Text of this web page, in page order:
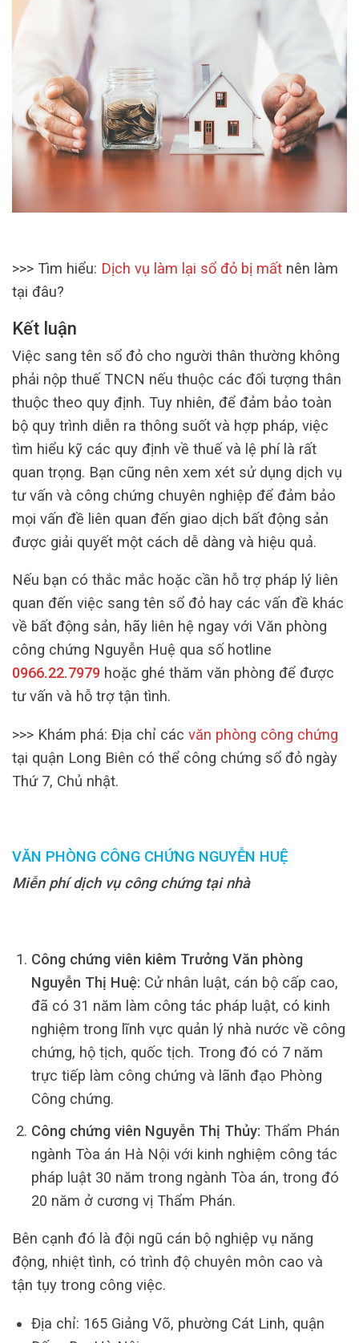
>>> Tìm hiểu: Dịch vụ làm lại sổ đỏ bị mất nên làm
tại đâu?
Kết luận
Việc sang tên sổ đỏ cho người thân thường không
phải nộp thuế TNCN nếu thuộc các đối tượng thân
thuộc theo quy định. Tuy nhiên, để đảm bảo toàn
bộ quy trình diễn ra thông suốt và hợp pháp, việc
tìm hiểu kỹ các quy định về thuế và lệ phí là rất
quan trọng. Bạn cũng nên xem xét sử dụng dịch vụ
tư vấn và công chứng chuyên nghiệp để đảm bảo
mọi vấn đề liên quan đến giao dịch bất động sản
được giải quyết một cách dễ dàng và hiệu quả.
Nếu bạn có thắc mắc hoặc cần hỗ trợ pháp lý liên
quan đến việc sang tên sổ đỏ hay các vấn đề khác
về bất động sản, hãy liên hệ ngay với Văn phòng
công chứng Nguyễn Huệ qua số hotline
0966.22.7979 hoặc ghé thăm văn phòng để được
tư vấn và hỗ trợ tận tình.
>>> Khám phá: Địa chỉ các văn phòng công chứng
tại quận Long Biên có thể công chứng sổ đỏ ngày
Thứ 7, Chủ nhật.
VĂN PHÒNG CÔNG CHỨNG NGUYỄN HUỆ
Miễn phí dịch vụ công chứng tại nhà
Công chứng viên kiêm Trưởng Văn phòng
Nguyễn Thị Huệ: Cử nhân luật, cán bộ cấp cao,
đã có 31 năm làm công tác pháp luật, có kinh
nghiệm trong lĩnh vực quản lý nhà nước về công
chứng, hộ tịch, quốc tịch. Trong đó có 7 năm
trực tiếp làm công chứng và lãnh đạo Phòng
Công chứng.
Công chứng viên Nguyễn Thị Thủy: Thẩm Phán
ngành Tòa án Hà Nội với kinh nghiệm công tác
pháp luật 30 năm trong ngành Tòa án, trong đó
20 năm ở cương vị Thẩm Phán.
Bên cạnh đó là đội ngũ cán bộ nghiệp vụ năng
động, nhiệt tình, có trình độ chuyên môn cao và
tận tụy trong công việc.
Địa chỉ: 165 Giảng Võ, phường Cát Linh, quận